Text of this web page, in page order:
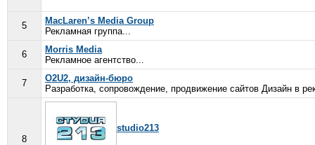
5
MacLaren’s Media Group
Рекламная группа...
6
Morris Media
Рекламное агентство...
7
O2U2, дизайн-бюро
Разработка, сопровождение, продвижение сайтов Дизайн в
8
studio213